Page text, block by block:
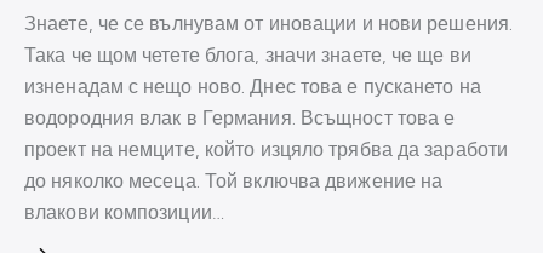
Знаете, че се вълнувам от иновации и нови решения.
Така че щом четете блога, значи знаете, че ще ви
изненадам с нещо ново. Днес това е пускането на
водородния влак в Германия. Всъщност това е
проект на немците, който изцяло трябва да заработи
до няколко месеца. Той включва движение на
влакови композиции…